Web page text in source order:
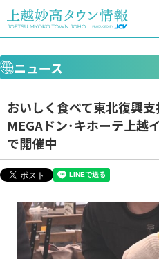
ニュース
おいしく食べて東北復興支
MEGAドン･キホーテ上越
で開催中